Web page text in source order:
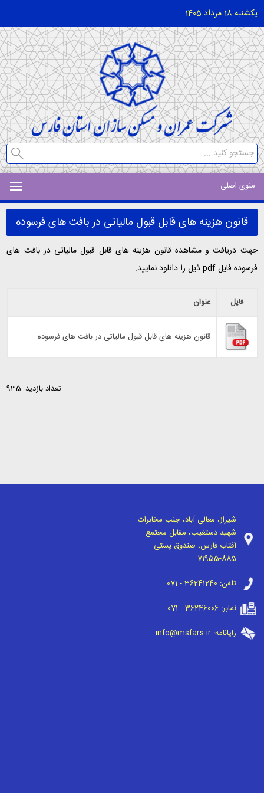
یکشنبه 18 مرداد 1405
منوی اصلی
قانون هزینه های قابل قبول مالیاتی در بافت های فرسوده
جهت دریافت و مشاهده قانون هزینه های قابل قبول مالیاتی در بافت های
فرسوده فایل pdf ذیل را دانلود نمایید.
فایل عنوان
قانون هزینه های قابل قبول مالیاتی در بافت های فرسوده
تعداد بازدید: 935
شیراز، معالی آباد، جنب مخابرات
شهید دستغیب، مقابل مجتمع
آفتاب فارس، صندوق پستی:
71955-885
تلفن: 071 - 36241240
نمابر:071 - 36246006
رایانامه:info@msfars.ir